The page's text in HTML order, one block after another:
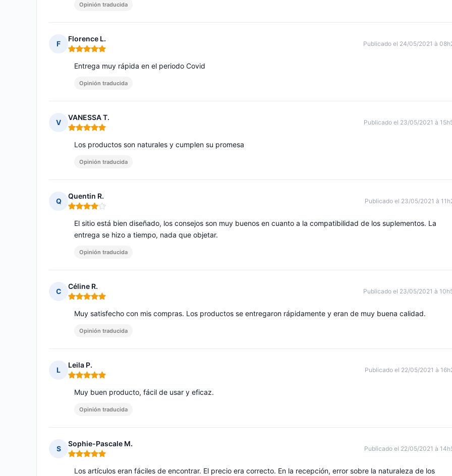
Opinión traducida
F
Florence L.
Nota: 5 de 5
Publicado el 24/05/2021 à
Entrega muy rápida en el periodo Covid
Opinión traducida
V
VANESSA T.
Nota: 5 de 5
Publicado el 23/05/2021 à
Los productos son naturales y cumplen su promesa
Opinión traducida
Q
Quentin R.
Nota: 4 de 5
Publicado el 23/05/2021 à
El sitio está bien diseñado, los consejos son muy buenos en cuanto a la compatibilidad de los suplementos. La
entrega se hizo a tiempo, nada que objetar.
Opinión traducida
C
Céline R.
Nota: 5 de 5
Publicado el 23/05/2021 à
Muy satisfecho con mis compras. Los productos se entregaron rápidamente y eran de muy buena calidad.
Opinión traducida
L
Leila P.
Nota: 5 de 5
Publicado el 22/05/2021 à
Muy buen producto, fácil de usar y eficaz.
Opinión traducida
S
Sophie-Pascale M.
Nota: 5 de 5
Publicado el 22/05/2021 à
Los artículos eran fáciles de encontrar. El precio era correcto. En la recepción, error sobre la naturaleza de los